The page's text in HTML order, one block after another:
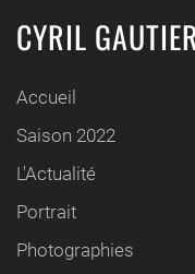
CYRIL
Accueil
Saison 2022
L'Actualité
Portrait
Photographies